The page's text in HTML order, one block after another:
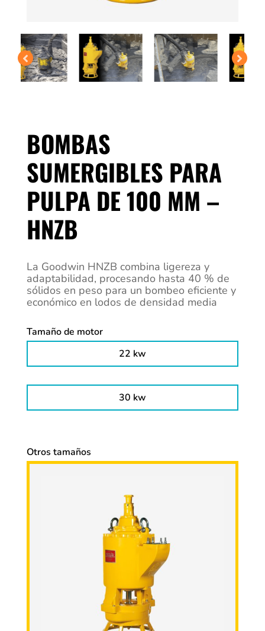
BOMBAS
SUMERGIBLES PARA
PULPA DE 100 MM –
HNZB
La Goodwin HNZB combina ligereza y
adaptabilidad, procesando hasta 40 % de
sólidos en peso para un bombeo eficiente y
económico en lodos de densidad media
Tamaño de motor
22 kw
30 kw
Otros tamaños